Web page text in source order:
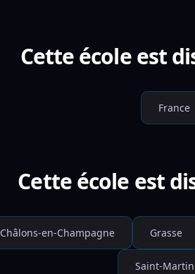
Cette école est
France
Cette école est
Châlons-en-Champagne Grasse
Saint-